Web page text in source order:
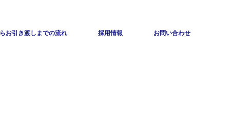
お引き渡しまでの流れ 採用情報 お問い合わせ